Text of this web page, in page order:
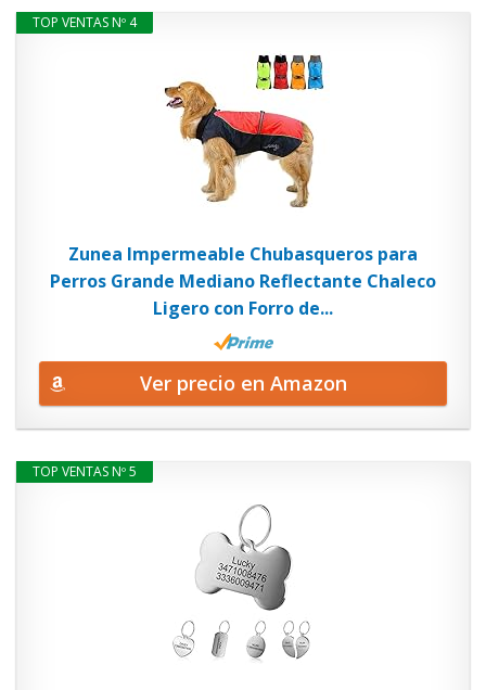
TOP VENTAS Nº 4
Zunea Impermeable Chubasqueros para
Perros Grande Mediano Reflectante Chaleco
Ligero con Forro de...
Ver precio en Amazon
TOP VENTAS Nº 5